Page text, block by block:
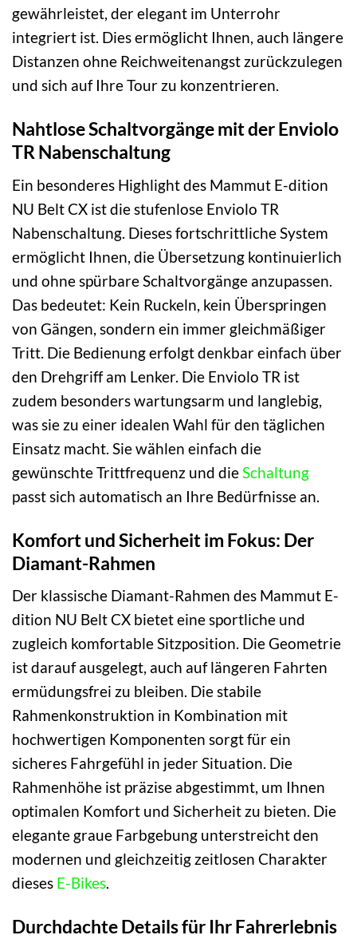
gewährleistet, der elegant im Unterrohr
integriert ist. Dies ermöglicht Ihnen, auch längere
Distanzen ohne Reichweitenangst zurückzulegen
und sich auf Ihre Tour zu konzentrieren.
Nahtlose Schaltvorgänge mit der Enviolo
TR Nabenschaltung
Ein besonderes Highlight des Mammut E-dition
NU Belt CX ist die stufenlose Enviolo TR
Nabenschaltung. Dieses fortschrittliche System
ermöglicht Ihnen, die Übersetzung kontinuierlich
und ohne spürbare Schaltvorgänge anzupassen.
Das bedeutet: Kein Ruckeln, kein Überspringen
von Gängen, sondern ein immer gleichmäßiger
Tritt. Die Bedienung erfolgt denkbar einfach über
den Drehgriff am Lenker. Die Enviolo TR ist
zudem besonders wartungsarm und langlebig,
was sie zu einer idealen Wahl für den täglichen
Einsatz macht. Sie wählen einfach die
gewünschte Trittfrequenz und dieSchaltung
passt sich automatisch an Ihre Bedürfnisse an.
Komfort und Sicherheit im Fokus: Der
Diamant-Rahmen
Der klassische Diamant-Rahmen des Mammut E-
dition NU Belt CX bietet eine sportliche und
zugleich komfortable Sitzposition. Die Geometrie
ist darauf ausgelegt, auch auf längeren Fahrten
ermüdungsfrei zu bleiben. Die stabile
Rahmenkonstruktion in Kombination mit
hochwertigen Komponenten sorgt für ein
sicheres Fahrgefühl in jeder Situation. Die
Rahmenhöhe ist präzise abgestimmt, um Ihnen
optimalen Komfort und Sicherheit zu bieten. Die
elegante graue Farbgebung unterstreicht den
modernen und gleichzeitig zeitlosen Charakter
dieses E-Bikes.
Durchdachte Details für Ihr Fahrerlebnis